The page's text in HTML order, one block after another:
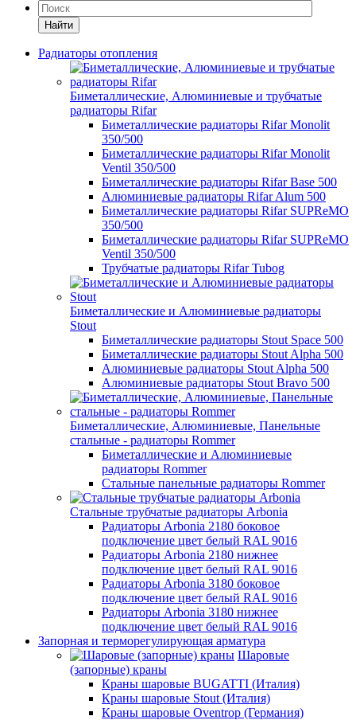
Найти
Радиаторы отопления
Биметаллические, Алюминиевые и трубчатые
радиаторы Rifar
Биметаллические радиаторы Rifar Monolit
350/500
Биметаллические радиаторы Rifar Monolit
Ventil 350/500
Биметаллические радиаторы Rifar Base 500
Алюминиевые радиаторы Rifar Alum 500
Биметаллические радиаторы Rifar SUPReMO
350/500
Биметаллические радиаторы Rifar SUPReMO
Ventil 350/500
Трубчатые радиаторы Rifar Tubog
Биметаллические и Алюминиевые радиаторы
Stout
Биметаллические радиаторы Stout Space 500
Биметаллические радиаторы Stout Alpha 500
Алюминиевые радиаторы Stout Alpha 500
Алюминиевые радиаторы Stout Bravo 500
Биметаллические, Алюминиевые, Панельные
стальные - радиаторы Rommer
Биметаллические и Алюминиевые
радиаторы Rommer
Стальные панельные радиаторы Rommer
Стальные трубчатые радиаторы Arbonia
Радиаторы Arbonia 2180 боковое
подключение цвет белый RAL 9016
Радиаторы Arbonia 2180 нижнее
подключение цвет белый RAL 9016
Радиаторы Arbonia 3180 боковое
подключение цвет белый RAL 9016
Радиаторы Arbonia 3180 нижнее
подключение цвет белый RAL 9016
Запорная и терморегулирующая арматура
Шаровые
(запорные) краны
Краны шаровые BUGATTI (Италия)
Краны шаровые Stout (Италия)
Краны шаровые Oventrop (Германия)